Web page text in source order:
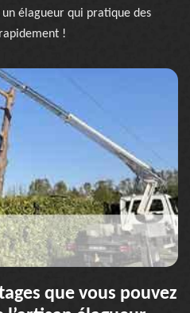
un élagueur qui pratique des
!
que vous pouvez